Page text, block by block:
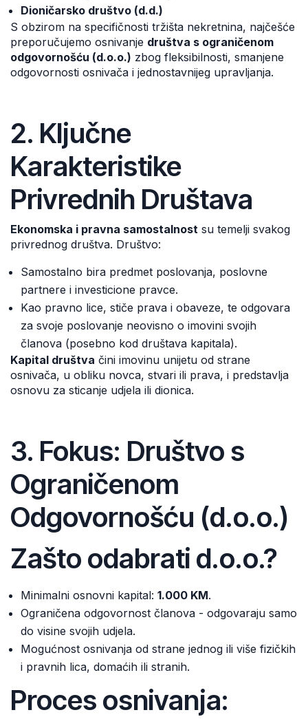
Dioničarsko društvo (d.d.)
S obzirom na specifičnosti tržišta nekretnina, najčešće
preporučujemo osnivanje društva s ograničenom
odgovornošću (d.o.o.) zbog fleksibilnosti, smanjene
odgovornosti osnivača i jednostavnijeg upravljanja.
2. Ključne
Karakteristike
Privrednih Društava
Ekonomska i pravna samostalnost su temelji svakog
privrednog društva. Društvo:
Samostalno bira predmet poslovanja, poslovne
partnere i investicione pravce.
Kao pravno lice, stiče prava i obaveze, te odgovara
za svoje poslovanje neovisno o imovini svojih
članova (posebno kod društava kapitala).
Kapital društva čini imovinu unijetu od strane
osnivača, u obliku novca, stvari ili prava, i predstavlja
osnovu za sticanje udjela ili dionica.
3. Fokus: Društvo s
Ograničenom
Odgovornošću (d.o.o.)
Zašto odabrati d.o.o.?
Minimalni osnovni kapital: 1.000 KM.
Ograničena odgovornost članova - odgovaraju samo
do visine svojih udjela.
Mogućnost osnivanja od strane jednog ili više fizičkih
i pravnih lica, domaćih ili stranih.
Proces osnivanja: